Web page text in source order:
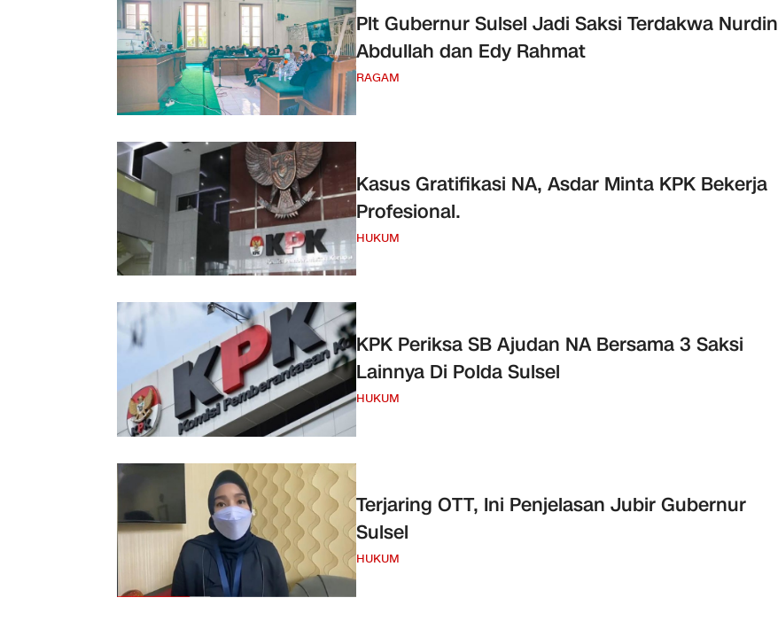
Plt Gubernur Sulsel Jadi Saksi Terdakwa Nurdin
Abdullah dan Edy Rahmat
RAGAM
Kasus Gratifikasi NA, Asdar Minta KPK Bekerja
Profesional.
HUKUM
KPK Periksa SB Ajudan NA Bersama 3 Saksi
Lainnya Di Polda Sulsel
HUKUM
Terjaring OTT, Ini Penjelasan Jubir Gubernur
Sulsel
HUKUM